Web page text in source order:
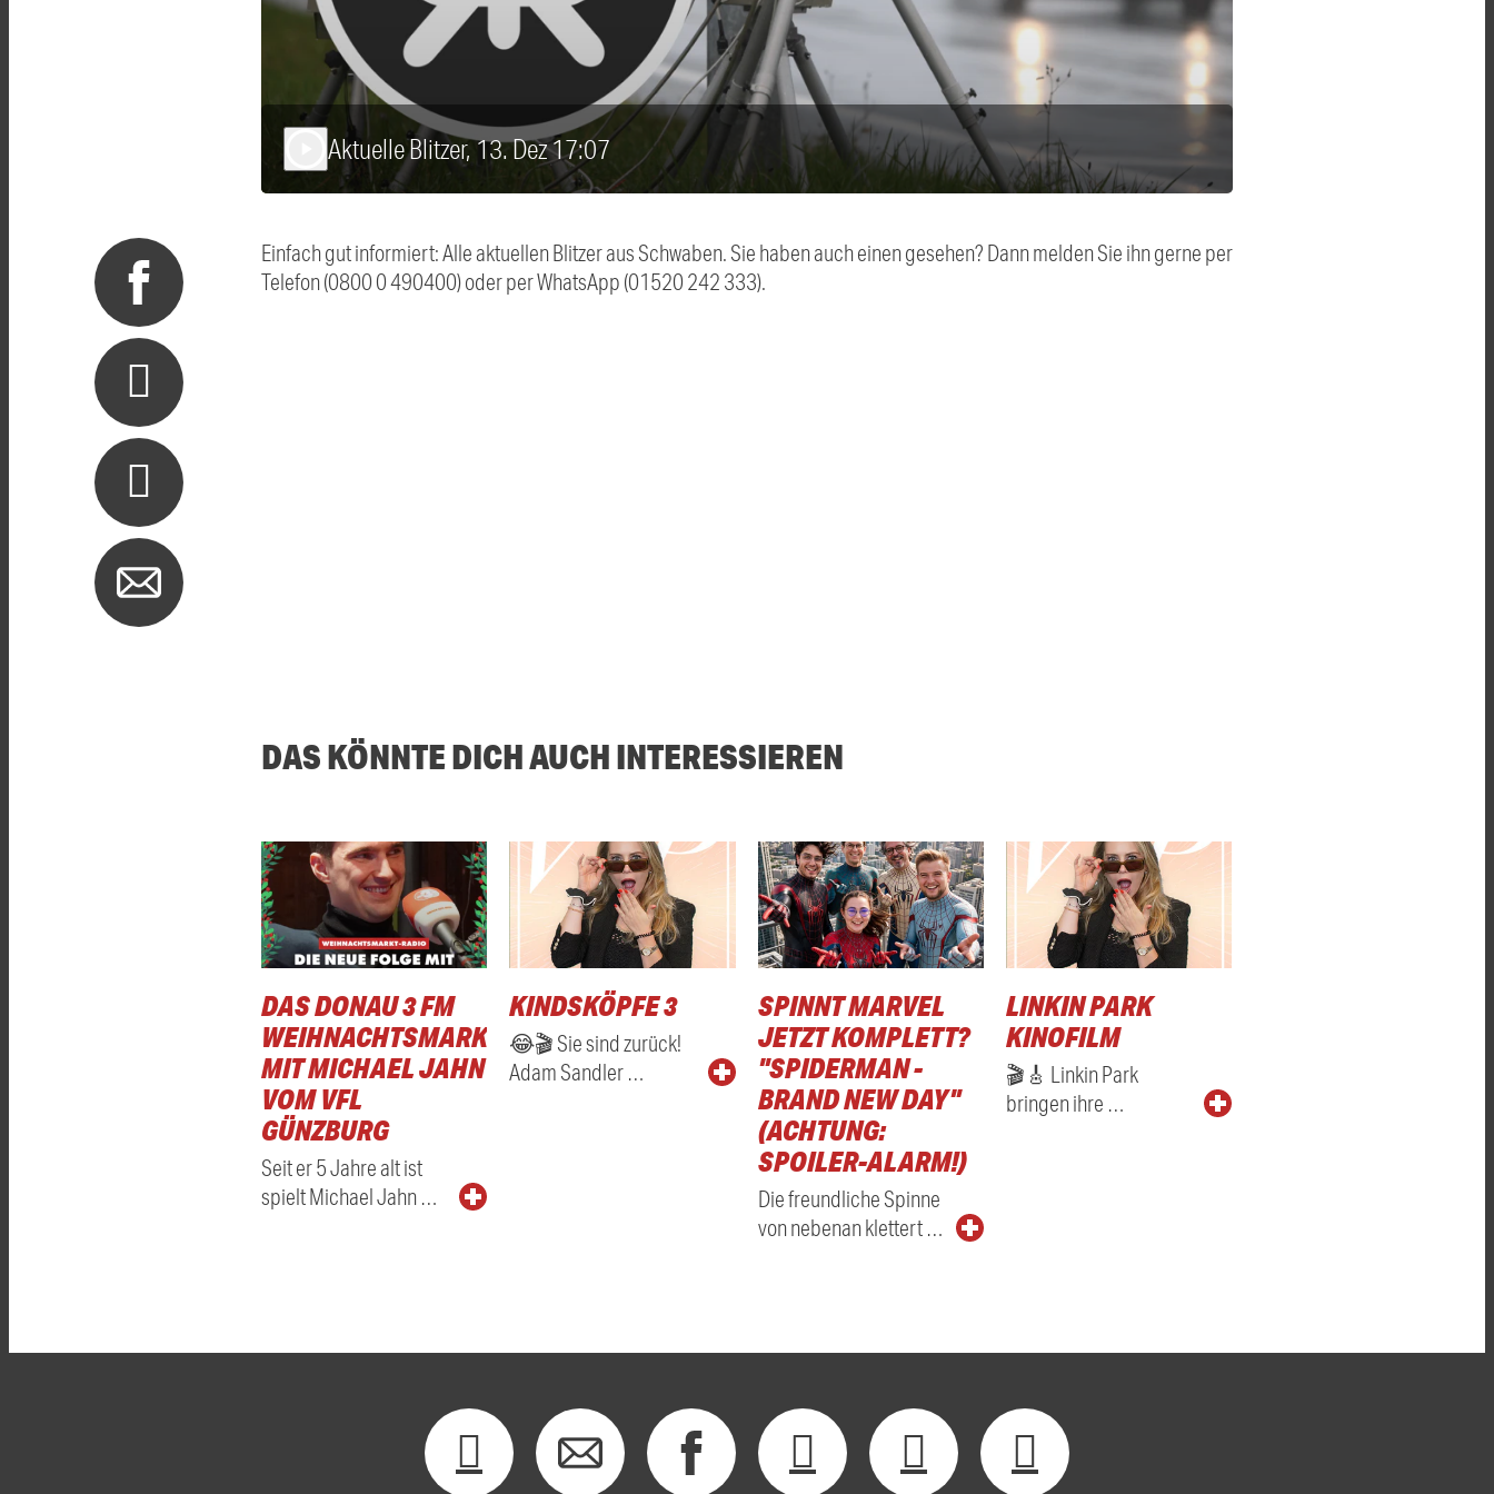
Aktuelle Blitzer, 13. Dez 17:07
Einfach gut informiert: Alle aktuellen Blitzer aus Schwaben. Sie haben auch einen gesehen? Dann melden Sie ihn gerne per
Telefon (0800 0 490400) oder per WhatsApp (01520 242 333).
DAS KÖNNTE DICH AUCH INTERESSIEREN
DAS DONAU 3 FM
WEIHNACHTSMARKTRADIO
MIT MICHAEL JAHN
VOM VFL
GÜNZBURG
Seit er 5 Jahre alt ist
spielt Michael Jahn …
KINDSKÖPFE 3
😂🎬 Sie sind zurück!
Adam Sandler …
SPINNT MARVEL
JETZT KOMPLETT?
"SPIDERMAN -
BRAND NEW DAY"
(ACHTUNG:
SPOILER-ALARM!)
Die freundliche Spinne
von nebenan klettert …
LINKIN PARK
KINOFILM
🎬🎸 Linkin Park
bringen ihre …